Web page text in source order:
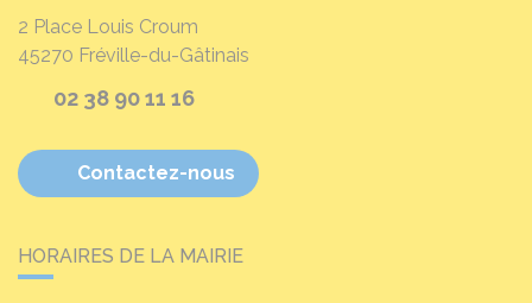
2 Place Louis Croum
45270 Fréville-du-Gâtinais
02 38 90 11 16
Contactez-nous
HORAIRES DE LA MAIRIE